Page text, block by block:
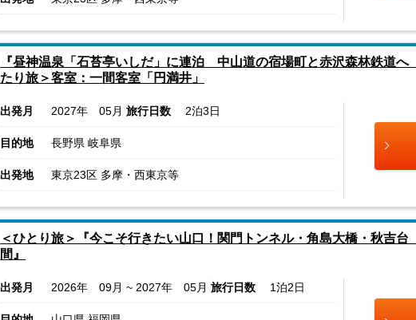
『昼神温泉「石苔亭いしだ」に連泊 中山道の宿場町と赤沢森林鉄道
たり旅＞客室：一間客室「円満井」
出発月 2027年 05月 旅行日数 2泊3日
目的地 長野県 岐阜県
出発地 東京23区 多摩・西東京等
＜ひとり旅＞『今こそ行きたい山口！関門トンネル・角島大橋・秋吉
間』
出発月 2026年 09月 ~ 2027年 05月 旅行日数 1泊2日